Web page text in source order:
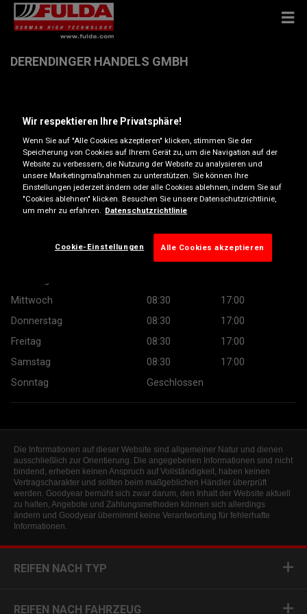
DERENDINGER HANDELS GMBH
Anfahrtsbeschreibung
Telefonnummer anzeigen
Besuchen Sie die Website des Händlers
08:30
17:00
Mittwoch
08:30
17:00
Donnerstag
08:30
17:00
Freitag
08:30
17:00
Samstag
08:30
17:00
Sonntag
Geschlossen
Die Informationen auf dieser Website sind allgemeiner Natur und dienen
ausschließlich zur Orientierung. Die angegebenen Informationen sind nicht
bindend, erheben keinen Anspruch auf Vollständigkeit, haben keinen
Vertragscharakter und sollten beim maßgeblichen Händler überprüft
werden. Goodyear bemüht sich zwar darum, den Inhalt der Website aktuell
zu halten, Angebote und Zahlungsmethoden können sich allerdings
ändern und Goodyear übernimmt keine Verantwortung für fehlerhafte
Informationen.
REIFEN NACH TYP
REIFEN NACH FAHRZEUG
Wir respektieren Ihre Privatsphäre!
Wenn Sie auf "Alle Cookies akzeptieren" klicken, stimmen Sie der
Speicherung von Cookies auf Ihrem Gerät zu, um die Navigation auf der
Website zu verbessern, die Nutzung der Website zu analysieren und
unsere Marketingmaßnahmen zu unterstützen. Sie können Ihre
Einstellungen jederzeit ändern oder alle Cookies ablehnen, indem Sie auf
"Cookies ablehnen" klicken. Besuchen Sie unsere Datenschutzrichtlinie,
um mehr zu erfahren. Datenschutzrichtlinie
Cookie-Einstellungen Alle Cookies akzeptieren